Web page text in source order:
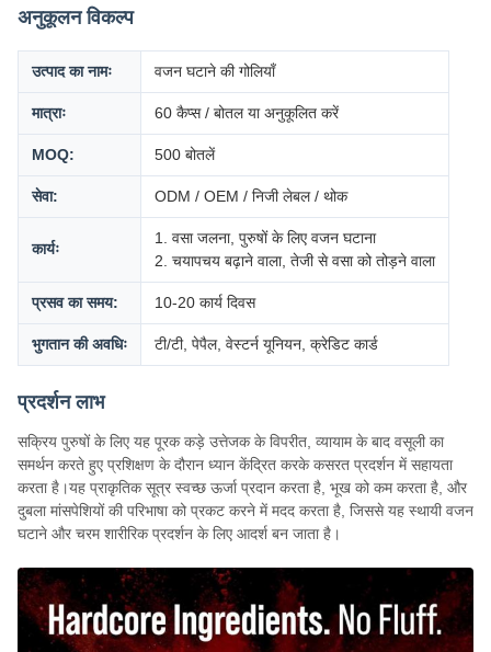
अनुकूलन विकल्प
उत्पाद का नामः वजन घटाने की गोलियाँ
मात्राः 60 कैप्स / बोतल या अनुकूलित करें
MOQ: 500 बोतलें
सेवा: ODM / OEM / निजी लेबल / थोक
कार्यः
1. वसा जलना, पुरुषों के लिए वजन घटाना
2. चयापचय बढ़ाने वाला, तेजी से वसा को तोड़ने वाला
प्रसव का समय: 10-20 कार्य दिवस
भुगतान की अवधिः टी/टी, पेपैल, वेस्टर्न यूनियन, क्रेडिट कार्ड
प्रदर्शन लाभ
सक्रिय पुरुषों के लिए यह पूरक कड़े उत्तेजक के विपरीत, व्यायाम के बाद वसूली का
समर्थन करते हुए प्रशिक्षण के दौरान ध्यान केंद्रित करके कसरत प्रदर्शन में सहायता
करता है।यह प्राकृतिक सूत्र स्वच्छ ऊर्जा प्रदान करता है, भूख को कम करता है, और
दुबला मांसपेशियों की परिभाषा को प्रकट करने में मदद करता है, जिससे यह स्थायी वजन
घटाने और चरम शारीरिक प्रदर्शन के लिए आदर्श बन जाता है।